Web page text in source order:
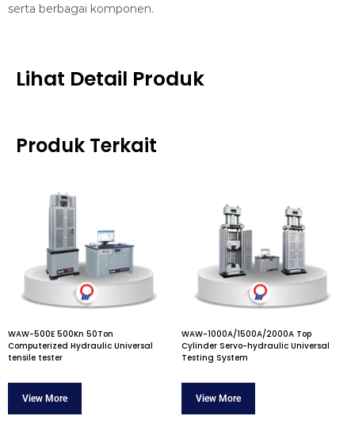
serta berbagai komponen.
Lihat Detail Produk
Produk Terkait
WAW-500E 500Kn 50Ton
Computerized Hydraulic Universal
tensile tester
WAW-1000A/1500A/2000A Top
Cylinder Servo-hydraulic Universal
Testing System